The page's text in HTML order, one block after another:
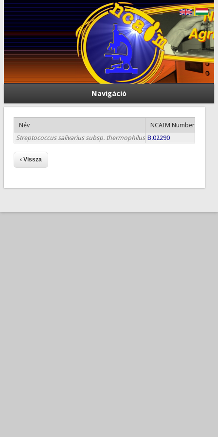
Navigáció
Név
NCAIM Number
Streptococcus salivarius subsp. thermophilus B.02290